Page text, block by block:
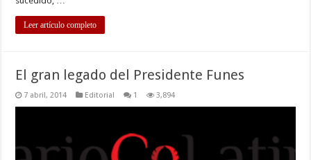
Leer artículo completo
El gran legado del Presidente Funes
7 abril, 2014 Editorial 1 3,894